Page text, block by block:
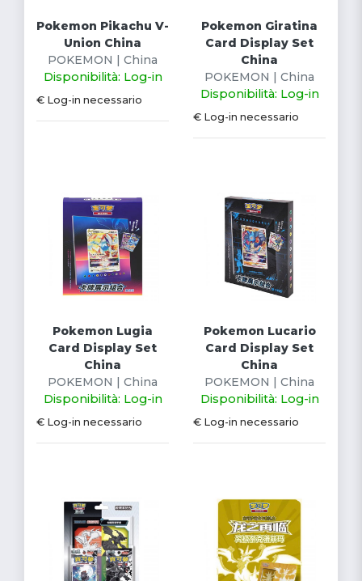
Pokemon Pikachu V-
Union China
POKEMON | China
Disponibilità: Log-in
€ Log-in necessario
Pokemon Giratina
Card Display Set
China
POKEMON | China
Disponibilità: Log-in
€ Log-in necessario
Pokemon Lugia
Card Display Set
China
POKEMON | China
Disponibilità: Log-in
€ Log-in necessario
Pokemon Lucario
Card Display Set
China
POKEMON | China
Disponibilità: Log-in
€ Log-in necessario